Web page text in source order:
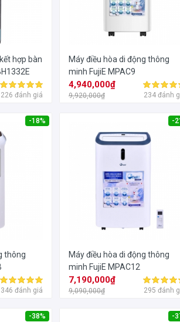
hợp bàn
226 đánh giá
Máy điều hòa di động thông
minh FujiE MPAC9
4,940,000₫
9,920,000₫ 234 đánh
-18%
thông
346 đánh giá
-
Máy điều hòa di động thông
minh FujiE MPAC12
7,190,000₫
9,090,000₫ 295 đánh
-38% -